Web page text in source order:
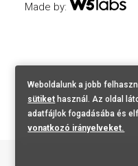
Made by:
Weboldalunk a jobb
sütiket használ. Az oldal
adatfájlok fogadásába és
vonatkozó irányelveket.